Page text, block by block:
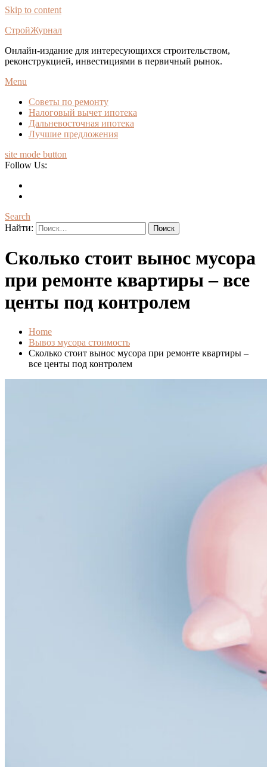
Skip to content
СтройЖурнал
Онлайн-издание для интересующихся строительством,
реконструкцией, инвестициями в первичный рынок.
Menu
Советы по ремонту
Налоговый вычет ипотека
Дальневосточная ипотека
Лучшие предложения
site mode button
Follow Us:
Search
Найти:
Сколько стоит вынос мусора
при ремонте квартиры – все
центы под контролем
Home
Вывоз мусора стоимость
Сколько стоит вынос мусора при ремонте квартиры –
все центы под контролем